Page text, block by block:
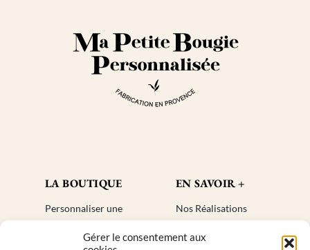
Gérer le consentement aux
LA BOUTIQUE
Personnaliser une
Cadeaux invités
EN SAVOIR +
Nos Réalisations
Créer un compte